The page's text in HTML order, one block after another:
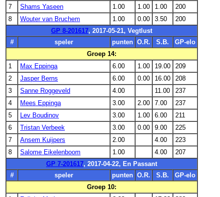
7
Shams Yaseen 1.00 1.00 1.00
200
8
Wouter van Bruchem 1.00 0.00 3.50
200
GP 8-201617, 2017-05-21, Vegtlust
#
speler punten O.R. S.B.
GP-elo
Groep 14:
1
Max Eppinga 6.00 1.00 19.00
209
2
Jasper Berns 6.00 0.00 16.00
208
3
Sanne Roggeveld 4.00 11.00
237
4
Mees Eppinga 3.00 2.00 7.00
237
5
Lev Boudinov 3.00 1.00 6.00
211
6
Tristan Verbeek 3.00 0.00 9.00
225
7
Ansem Kuijpers 2.00 4.00
223
8
Salome Eikelenboom 1.00 4.00
207
GP 7-201617, 2017-04-22, En Passant
#
speler punten O.R. S.B.
GP-elo
Groep 10: